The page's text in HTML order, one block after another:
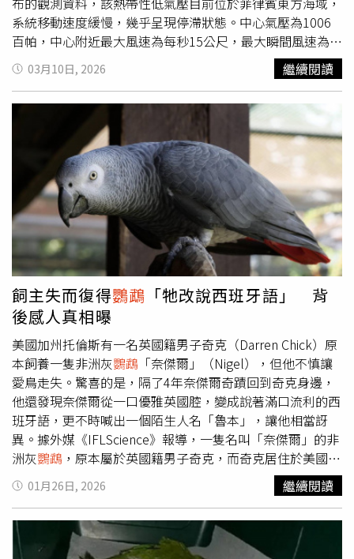
鵡」，對台灣天氣沒有影響。熱帶性低氣壓TD03今天下午2
時中心位置在北緯12.0度，東經138.0度。（圖／氣象署）
系統移動速度緩慢，幾乎呈現停滯狀態。中心氣壓為1006
百帕，中心附近最大風速為每秒15公尺，最大瞬間風速為每
秒23公尺。氣象廳表示，該系統未來有機會持續增強並發展
為颱風。若達到颱風強度，將被命名為「
」。預測路徑
顯示，系統將逐漸朝東北東方向移動，並可能在接近馬里亞
納群島一帶時逐漸減弱。氣象專家賈新興表示，從目前觀測
資料來看，該系統整體結構仍不完整，因此發展強度仍存在
不確定性。不過依目前氣象模式研判，未來移動方向將偏向
東北，對台灣不會造成直接影響。賈新興也透過YouTube頻
道分析指出，此熱帶系統未來主要往外海移動，北上影響台
灣的機率不高，民眾暫時不需過度擔心。此外，他也提到後
續氣候趨勢。根據目前模式預測，3月23日至4月20日期
間，全台氣溫偏暖的機率較高，而降雨量則可能偏少。相關
氣候條件可能影響農業與水資源調度，建議民眾與農業相關
單位可提前調整作息與農作管理。根據資料顯示，每年1月
至3月是颱風生成數量最少的時期，平均發生數約為0.3個。
主要原因是北半球此時海水溫度較低，不利於颱風形成。
03月10日, 2026 繼續閱讀
飼主失而復得鸚鵡 「牠改說西班牙語」 背
後感人真相曝
美國加州托倫斯有一名英國籍男子奇克（Darren Chick）原
本飼養一隻非洲灰鸚鵡 「奈傑爾」（Nigel），但他不慎讓
愛鳥走失。驚喜的是，隔了4年奈傑爾奇蹟回到奇克身邊，
他還發現奈傑爾從一口優雅英國腔，變成說著滿口流利的西
班牙語，更不時喊出一個陌生人名「魯本」，讓他相當訝
異。據外媒《IFLScience》報導，一隻名叫「奈傑爾」的非
洲灰鸚鵡 ，原本屬於英國籍男子奇克，而奇克居住於美國加
州托倫斯市，在2010年時不慎讓愛鳥走失，由於長時間毫
無音訊，他逐漸認定再也無法與寵物重逢。直到4年後，當
地一家名為「快樂尾巴」的寵物美容店意外發現走失的奈傑
爾，並展開尋找主人行動，這段故事才出現轉機。起初，
鵡 外型與另一名獸醫米可（Teresa Micco）走失的愛鳥相
01月26日, 2026 繼續閱讀